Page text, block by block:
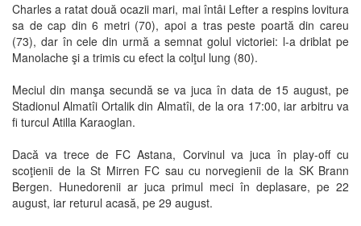
Charles a ratat două ocazii mari, mai întâi Lefter a respins lovitura
sa de cap din 6 metri (70), apoi a tras peste poartă din careu
(73), dar în cele din urmă a semnat golul victoriei: l-a driblat pe
Manolache şi a trimis cu efect la colţul lung (80).
Meciul din manşa secundă se va juca în data de 15 august, pe
Stadionul Almatîi Ortalik din Almatîi, de la ora 17:00, iar arbitru va
fi turcul Atilla Karaoglan.
Dacă va trece de FC Astana, Corvinul va juca în play-off cu
scoţienii de la St Mirren FC sau cu norvegienii de la SK Brann
Bergen. Hunedorenii ar juca primul meci în deplasare, pe 22
august, iar returul acasă, pe 29 august.